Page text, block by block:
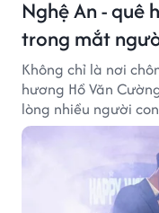
Nghệ An - quê
trong mắt
Không chỉ là nơi
hương Hồ Văn
lòng nhiều người
đến hương vị quê
điều khiến họ luôn